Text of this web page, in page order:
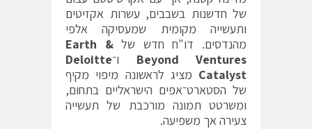
של חדשנות בשבבים, עשרות אקזיטים
ותעשייה מקומית שמעסיקה אלפי
מהנדסים. דו"ח חדש שלEarth &
Beyond Ventures ו־Deloitte
Catalyst מציג לראשונה מיפוי מקיף
של הסטארט־אפים הישראליים בתחום,
ומשרטט תמונה מורכבת של תעשייה
צעירה אך משפיעה.